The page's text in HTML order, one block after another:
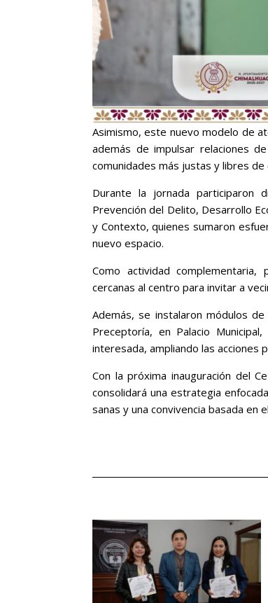
Asimismo, este nuevo modelo de
además de impulsar relaciones
comunidades más justas y libres de
Durante la jornada participaron
Prevención del Delito, Desarrollo
y Contexto, quienes sumaron
nuevo espacio.
Como actividad
cercanas al centro para invitar a
Además, se instalaron módulos
Preceptoría, en Palacio
interesada, ampliando las acciones
Con la próxima inauguración del
consolidará una estrategia
sanas y una convivencia basada en